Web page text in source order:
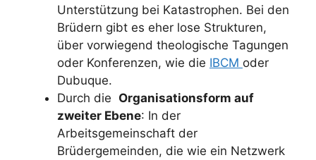
Unterstützung bei Katastrophen. Bei den
Brüdern gibt es eher lose Strukturen,
über vorwiegend theologische Tagungen
oder Konferenzen, wie die IBCM oder
Dubuque.
Durch die Organisationsform auf
zweiter Ebene: In der
Arbeitsgemeinschaft der
Brüdergemeinden, die wie ein Netzwerk